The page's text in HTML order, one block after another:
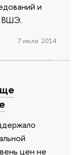
и
ВШЭ.
7 июля 2014
цен не